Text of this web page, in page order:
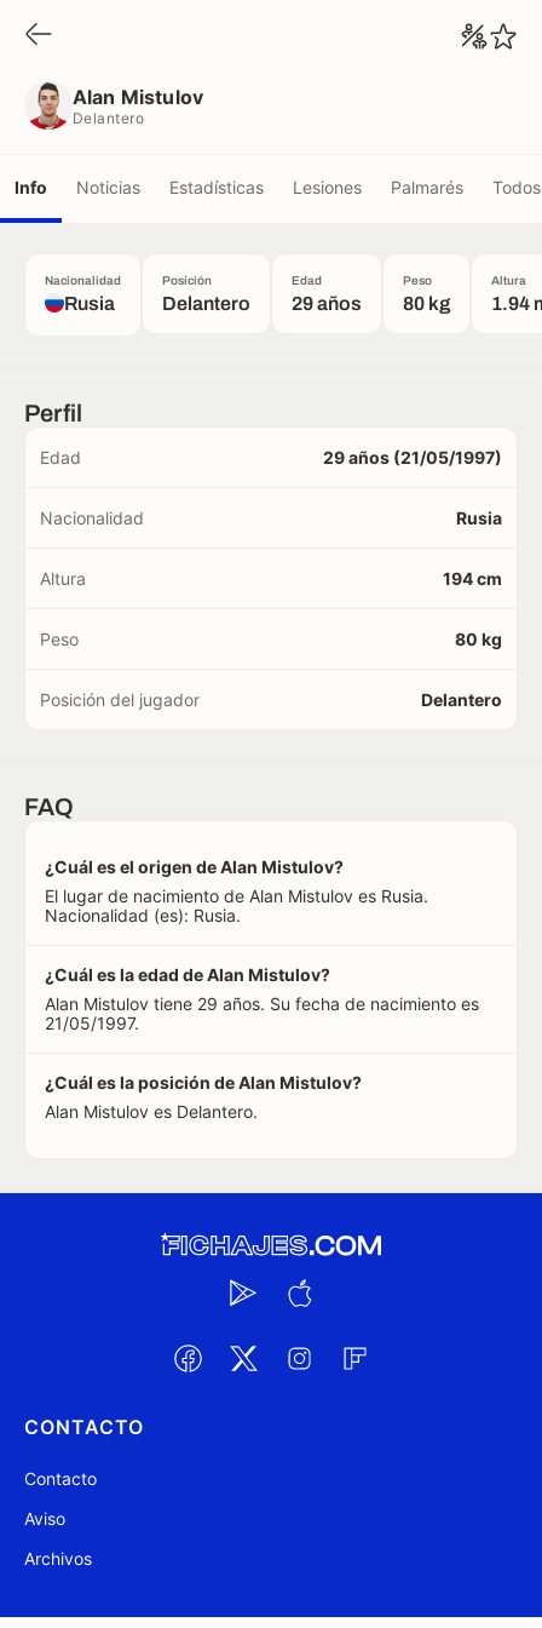
Alan Mistulov
Delantero
Info Noticias Estadísticas Lesiones Palmarés
Nacionalidad
Rusia
Posición
Delantero
Edad
29 años
Peso
80 kg
Altura
1.94
Perfil
Edad 29 años (21/05/1997)
Nacionalidad Rusia
Altura 194 cm
Peso 80 kg
Posición del jugador Delantero
FAQ
¿Cuál es el origen de Alan Mistulov?
El lugar de nacimiento de Alan Mistulov es Rusia.
Nacionalidad (es): Rusia.
¿Cuál es la edad de Alan Mistulov?
Alan Mistulov tiene 29 años. Su fecha de nacimiento es
21/05/1997.
¿Cuál es la posición de Alan Mistulov?
Alan Mistulov es Delantero.
CONTACTO
Contacto
Aviso
Archivos